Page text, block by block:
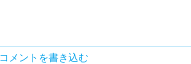
コメントを書き込む